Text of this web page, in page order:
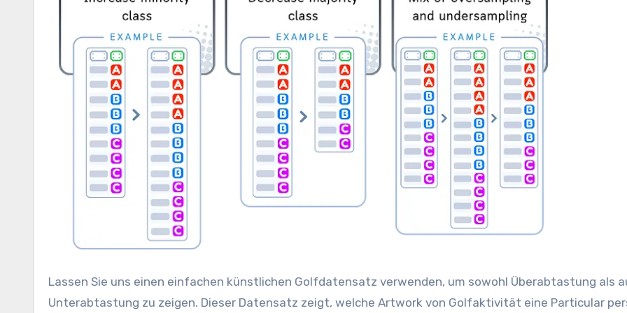
Lassen Sie uns einen einfachen künstlichen Golfdatensatz verwenden, um sowohl Überabtastung als
Unterabtastung zu zeigen. Dieser Datensatz zeigt, welche Artwork von Golfaktivität eine Particular